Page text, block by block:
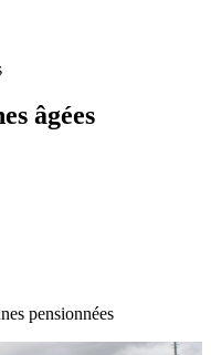
âgées
pensionnées